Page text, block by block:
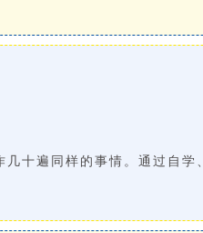
十遍同样的事情。通过自